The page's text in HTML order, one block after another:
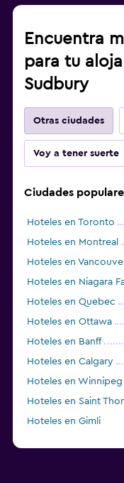
Encuentra
para tu
Sudbury
Otras ciudades
Voy a tener suerte
Ciudades
Hoteles en Toronto
Hoteles en Montreal
Hoteles en
Hoteles en Niagara
Hoteles en Quebec
Hoteles en Ottawa
Hoteles en Banff
Hoteles en Calgary
Hoteles en Winnipeg
Hoteles en Saint
Hoteles en Gimli